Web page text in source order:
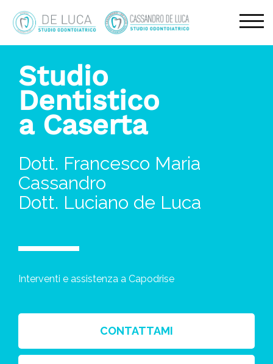
Studio
Dentistico
a Caserta
Dott. Francesco Maria
Cassandro
Dott. Luciano de Luca
Interventi e assistenza a Capodrise
CONTATTAMI